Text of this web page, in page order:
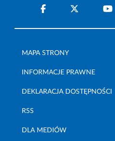
MAPA STRONY
INFORMACJE PRAWNE
DEKLARACJA DOSTĘPNOŚCI
RSS
DLA MEDIÓW